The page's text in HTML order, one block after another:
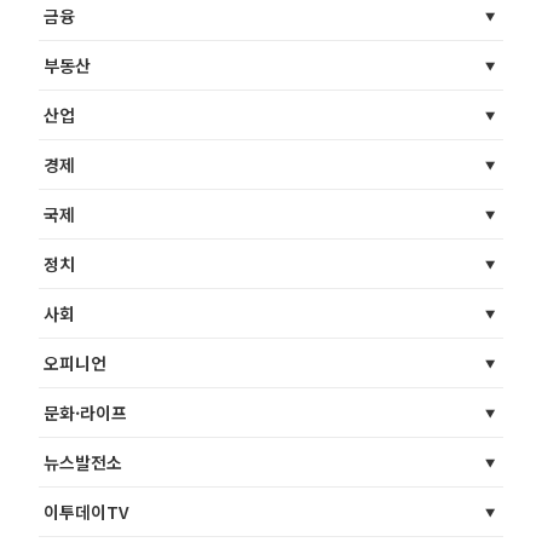
금융
부동산
산업
경제
국제
정치
사회
오피니언
문화·라이프
뉴스발전소
이투데이TV